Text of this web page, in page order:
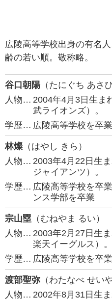
広陵高等学校出身の有名
齢の若い順。敬称略。
谷口朝陽 （たにぐち あさひ
人物… 2004年4月3日生ま
武ライオンズ）。
学歴… 広陵高等学校を卒業
林燦 （はやし きら）
人物… 2003年4月22日生
ジャイアンツ）。
学歴… 広陵高等学校を卒
ンス学部を卒業
宗山塁 （むねやま るい）
人物… 2003年2月27日生
楽天イーグルス）。
学歴… 広陵高等学校を卒
渡部聖弥 （わたなべ せいや
人物… 2002年8月31日生